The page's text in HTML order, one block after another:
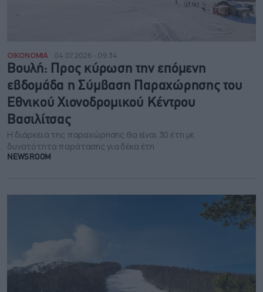
ΟΙΚΟΝΟΜΙΑ 04.07.2026 - 09:34
Βουλή: Προς κύρωση την επόμενη
εβδομάδα η Σύμβαση Παραχώρησης του
Εθνικού Χιονοδρομικού Κέντρου
Βασιλίτσας
Η διάρκεια της παραχώρησης θα είναι 30 έτη με
δυνατότητα παράτασης για δέκα έτη
NEWSROOM